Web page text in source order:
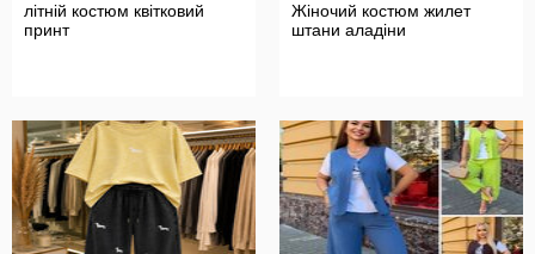
літній костюм квітковий
принт
Жіночий костюм жилет
штани аладіни